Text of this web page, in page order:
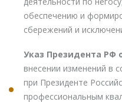
обеспечению и
сбережений и
Указ Президента РФ
внесении изменений в
при Президенте
профессиональным